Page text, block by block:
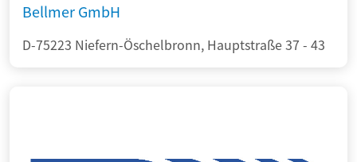
Bellmer GmbH
D-75223 Niefern-Öschelbronn, Hauptstraße 37 - 43